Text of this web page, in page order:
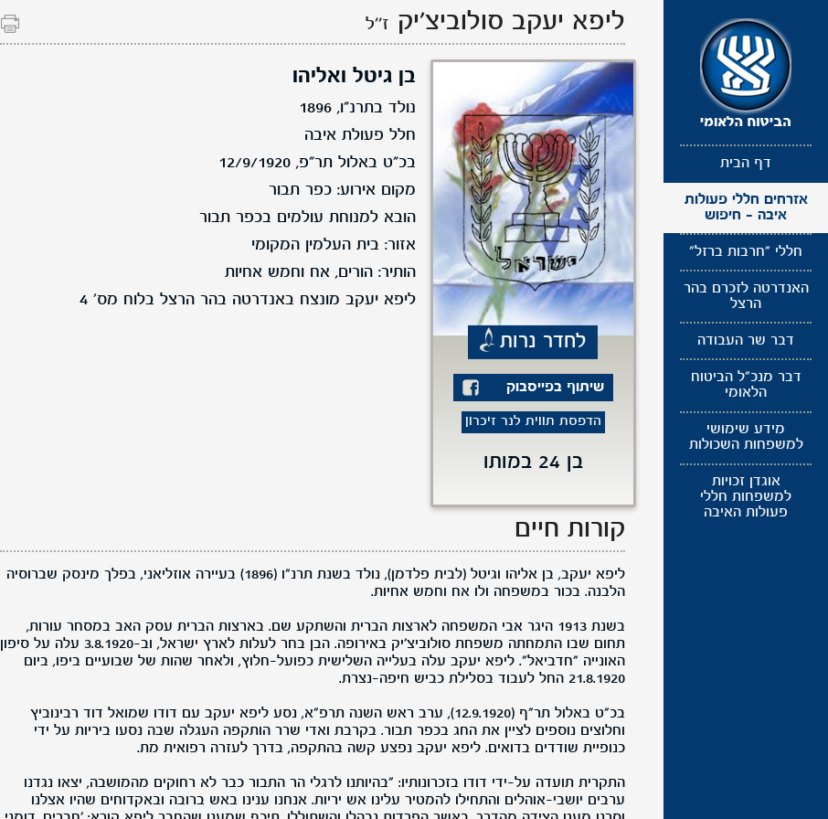
דף הבית
אזרחים חללי פעולות
איבה - חיפוש
חללי "חרבות ברזל"
האנדרטה לזכרם בהר
הרצל
דבר שר העבודה
דבר מנכ"ל הביטוח
הלאומי
מידע שימושי
למשפחות השכולות
אוגדן זכויות
למשפחות חללי
פעולות האיבה
ליפא יעקב סולוביצ'יק ז''ל
לחדר נרות
שיתוף בפייסבוק
הדפסת תווית לנר זיכרון
בן 24 במותו
בן גיטל ואליהו
נולד בתרנ"ו, 1896
חלל פעולת איבה
בכ"ט באלול תר"פ, 12/9/1920
מקום אירוע: כפר תבור
הובא למנוחת עולמים בכפר תבור
אזור: בית העלמין המקומי
הותיר: הורים, אח וחמש אחיות
ליפא יעקב מונצח באנדרטה בהר הרצל בלוח מס' 4
קורות חיים
ליפא יעקב, בן אליהו וגיטל (לבית פלדמן), נולד בשנת תרנ"ו (1896) בעיירה אוזליאני, בפלך מינסק שברוסיה
הלבנה. בכור במשפחה ולו אח וחמש אחיות.
בשנת 1913 היגר אבי המשפחה לארצות הברית והשתקע שם. בארצות הברית עסק האב במסחר עורות,
תחום שבו התמחתה משפחת סולוביצ'יק באירופה. הבן בחר לעלות לארץ ישראל, וב-3.8.1920 עלה על סיפון
האונייה "חדביאל". ליפא יעקב עלה בעלייה השלישית כפועל-חלוץ, ולאחר שהות של שבועיים ביפו, ביום
21.8.1920 החל לעבוד בסלילת כביש חיפה–נצרת.
בכ"ט באלול תר"ף (12.9.1920), ערב ראש השנה תרפ"א, נסע ליפא יעקב עם דודו שמואל דוד רבינוביץ
וחלוצים נוספים לציין את החג בכפר תבור. בקרבת ואדי שרר הותקפה העגלה שבה נסעו ביריות על ידי
כנופיית שודדים בדואים. ליפא יעקב נפצע קשה בהתקפה, בדרך לעזרה רפואית מת.
התקרית תועדה על-ידי דודו בזכרונותיו: "בהיותנו לרגלי הר התבור כבר לא רחוקים מהמושבה, יצאו נגדנו
ערבים יושבי-אוהלים והתחילו להמטיר עלינו אש יריות. אנחנו ענינו באש ברובה ובאקדוחים שהיו אצלנו